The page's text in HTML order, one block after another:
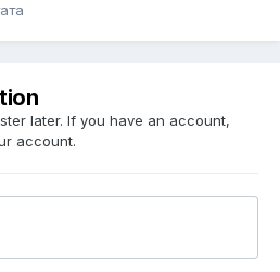
later. If you have an account,
account.